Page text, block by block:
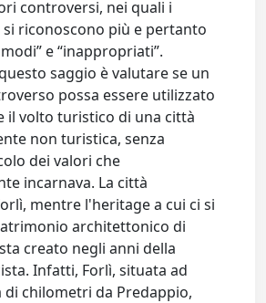
controversi, nei quali i
riconoscono più e pertanto
e “inappropriati”.
saggio è valutare se un
possa essere utilizzato
il volto turistico di una città
non turistica, senza
dei valori che
incarnava. La città
mentre l'heritage a cui ci si
architettonico di
creato negli anni della
Infatti, Forlì, situata ad
di chilometri da Predappio,